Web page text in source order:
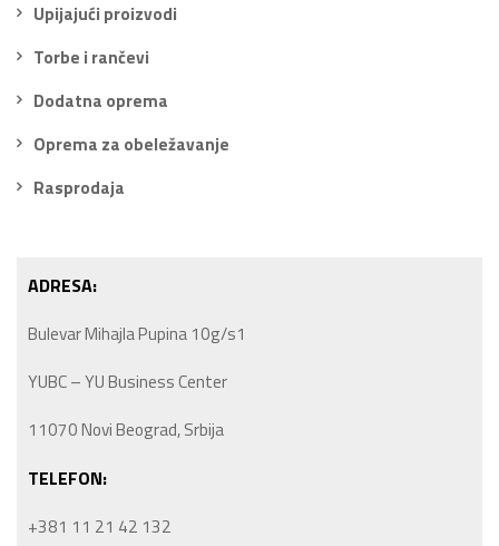
Upijajući proizvodi
Torbe i rančevi
Dodatna oprema
Oprema za obeležavanje
Rasprodaja
ADRESA:
Bulevar Mihajla Pupina 10g/s1
YUBC – YU Business Center
11070 Novi Beograd, Srbija
TELEFON:
+381 11 21 42 132